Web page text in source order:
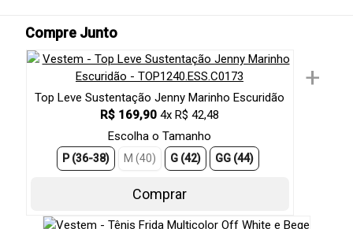
Compre Junto
Top Leve Sustentação Jenny Marinho Escuridão
R$ 169,90 4x R$ 42,48
Escolha o Tamanho
P (36-38) M (40) G (42) GG (44)
Comprar
+